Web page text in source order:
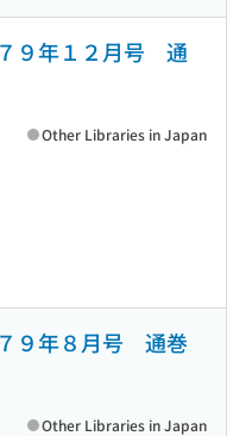
９年１２月号 通
Other Libraries in Japan
９年８月号 通巻
Other Libraries in Japan